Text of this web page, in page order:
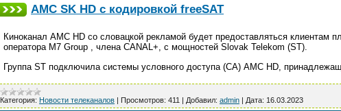
AMC SK HD с кодировкой freeSAT
Киноканал AMC HD со словацкой рекламой будет предоставляться клиентам
оператора M7 Group , члена CANAL+, с мощностей Slovak Telekom (ST).
Группа ST подключила системы условного доступа (CA) AMC HD,
Категория: Новости телеканалов | Просмотров: 411 | Добавил: admin | Дата: 16.03.2023